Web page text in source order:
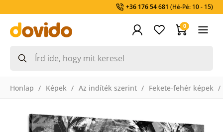
+36 176 54 681 (Hé-Pé: 10 - 15)
0
Honlap Képek Az indíték szerint Fekete-fehér képek